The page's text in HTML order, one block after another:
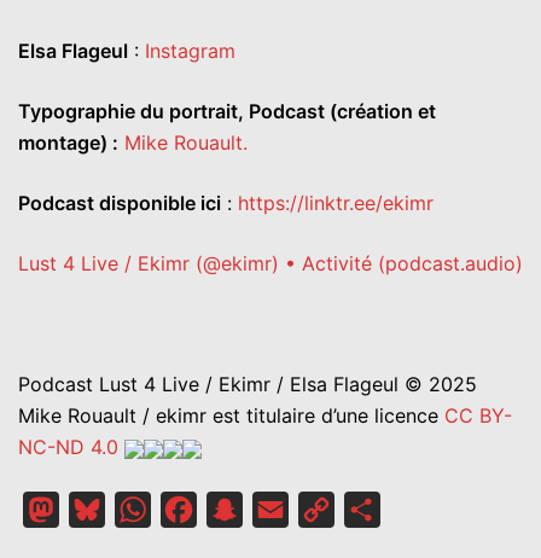
Elsa Flageul : Instagram
Typographie du portrait, Podcast (création et
montage) : Mike Rouault.
Podcast disponible ici : https://linktr.ee/ekimr
Lust 4 Live / Ekimr (@ekimr) • Activité (podcast.audio)
Podcast Lust 4 Live / Ekimr / Elsa Flageul © 2025
Mike Rouault / ekimr est titulaire d’une licence CC BY-
NC-ND 4.0
MastodonBlueskyWhatsAppFacebookSnapchat
Email
Copy